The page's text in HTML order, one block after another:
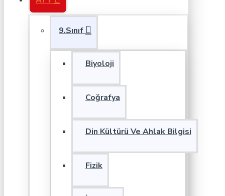
9.Sınıf
Biyoloji
Coğrafya
Din Kültürü Ve Ahlak Bilgisi
Fizik